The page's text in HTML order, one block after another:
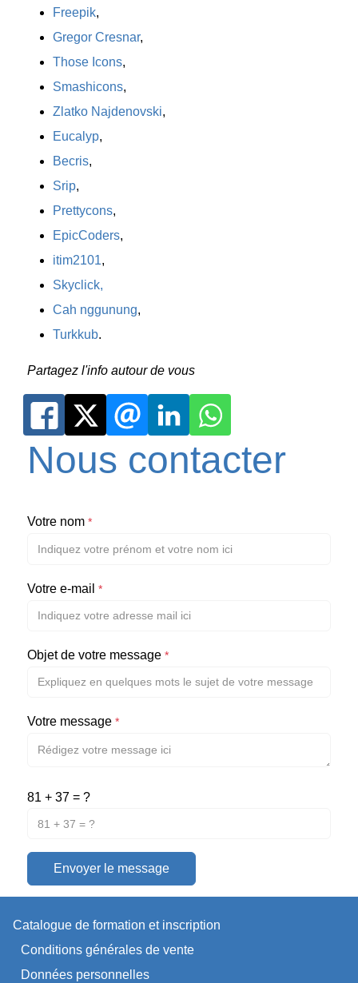
Freepik,
Gregor Cresnar,
Those Icons,
Smashicons,
Zlatko Najdenovski,
Eucalyp,
Becris,
Srip,
Prettycons,
EpicCoders,
itim2101,
Skyclick,
Cah nggunung,
Turkkub.
Partagez l'info autour de vous
Nous contacter
Votre nom*
Votre e-mail*
Objet de votre message*
Votre message*
81 + 37 = ?
Envoyer le message
Catalogue de formation et inscription
Conditions générales de vente
Données personnelles